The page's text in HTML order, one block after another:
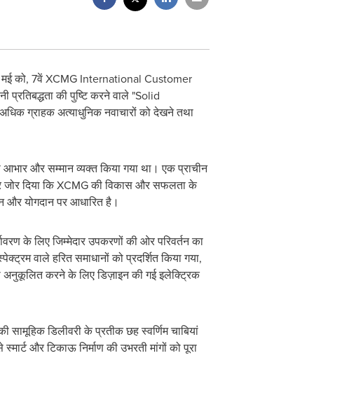
को, 7वें XCMG International Customer
की पुष्टि करने वाले "Solid
ग्राहक अत्याधुनिक नवाचारों को देखने तथा
आभार और सम्मान व्यक्त किया गया था। एक प्राचीन
जोर दिया कि XCMG की विकास और सफलता के
और योगदान पर आधारित है।
के लिए जिम्मेदार उपकरणों की ओर परिवर्तन का
वाले हरित समाधानों को प्रदर्शित किया गया,
अनुकूलित करने के लिए डिज़ाइन की गई इलेक्ट्रिक
सामूहिक डिलीवरी के प्रतीक छह स्वर्णिम चाबियां
और टिकाऊ निर्माण की उभरती मांगों को पूरा